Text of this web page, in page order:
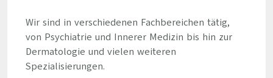
Wir sind in verschiedenen Fachbereichen tätig,
von Psychiatrie und Innerer Medizin bis hin zur
Dermatologie und vielen weiteren
Spezialisierungen.